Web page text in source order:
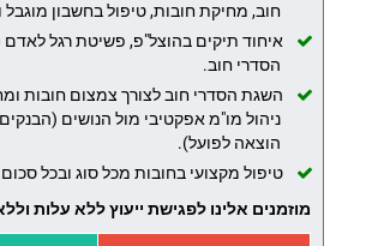
חוב, מחיקת חובות, טיפול בחשבון מוגבל
איחוד תיקים בהוצל"פ, פשיטת רגל לאדם
הסדרי חוב.
השגת הסדרי חוב לצורך צמצום חובות
ניהול מו"מ אפקטיבי מול הנושים
הוצאה לפועל).
טיפול מקצועי בחובות מכל סוג ובכל
מוזמנים אלינו לפגישת ייעוץ ללא עלות